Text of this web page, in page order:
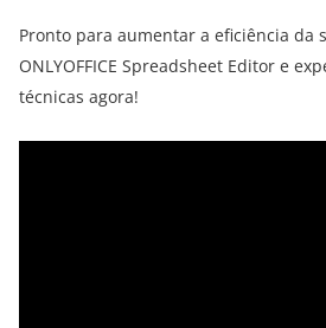
Pronto para aumentar a eficiência da
ONLYOFFICE Spreadsheet Editor e
técnicas agora!